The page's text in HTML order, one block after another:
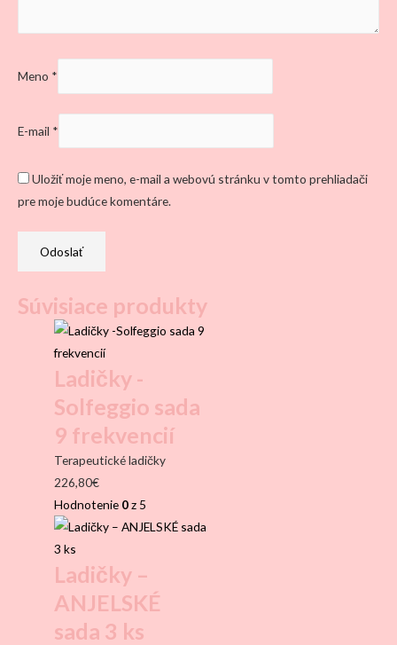
Meno *
E-mail *
Uložiť moje meno, e-mail a webovú stránku v tomto prehliadači
pre moje budúce komentáre.
Súvisiace produkty
Ladičky -
Solfeggio sada
9 frekvencií
Terapeutické ladičky
226,80€
Hodnotenie 0z 5
Ladičky –
ANJELSKÉ
sada 3 ks